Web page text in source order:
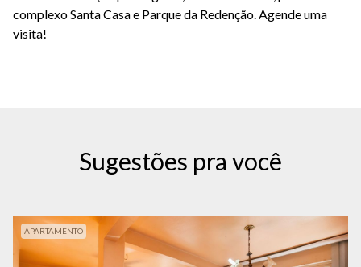
complexo Santa Casa e Parque da Redenção. Agende uma
visita!
Sugestões pra você
APARTAMENTO